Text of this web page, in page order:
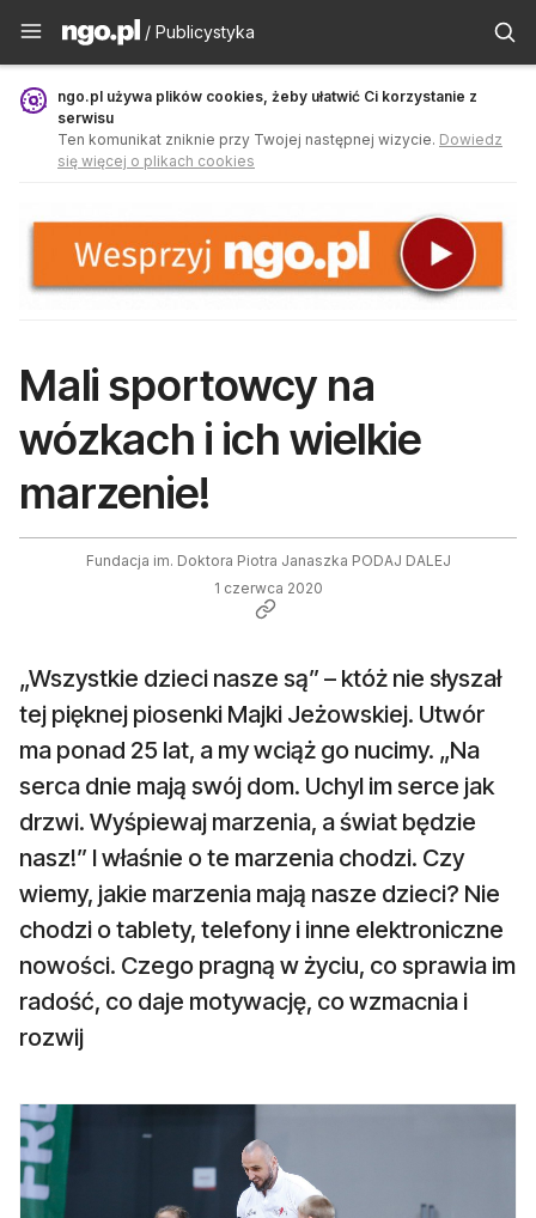
Publicystyka - ngo.pl
/ Publicystyka
ngo.pl używa plików cookies, żeby ułatwić Ci korzystanie z
serwisu
Ten komunikat zniknie przy Twojej następnej wizycie. Dowiedz
się więcej o plikach cookies
Mali sportowcy na
wózkach i ich wielkie
marzenie!
Fundacja im. Doktora Piotra Janaszka PODAJ DALEJ
1 czerwca 2020
„Wszystkie dzieci nasze są” – któż nie słyszał
tej pięknej piosenki Majki Jeżowskiej. Utwór
ma ponad 25 lat, a my wciąż go nucimy. „Na
serca dnie mają swój dom. Uchyl im serce jak
drzwi. Wyśpiewaj marzenia, a świat będzie
nasz!” I właśnie o te marzenia chodzi. Czy
wiemy, jakie marzenia mają nasze dzieci? Nie
chodzi o tablety, telefony i inne elektroniczne
nowości. Czego pragną w życiu, co sprawia im
radość, co daje motywację, co wzmacnia i
rozwij